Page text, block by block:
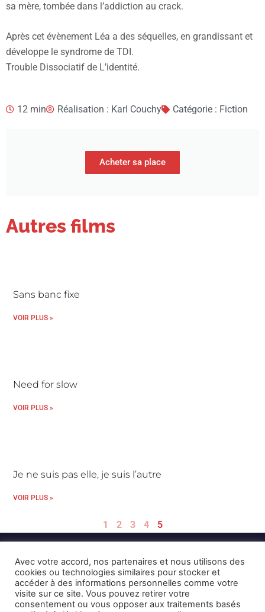
sa mère, tombée dans l’addiction au crack.
Après cet évènement Léa a des séquelles, en grandissant et
développe le syndrome de TDI.
Trouble Dissociatif de L’identité.
12 min Réalisation : Karl Couchy Catégorie : Fiction
Acheter sa place
Autres films
Sans banc fixe
VOIR PLUS »
Need for slow
VOIR PLUS »
Je ne suis pas elle, je suis l’autre
VOIR PLUS »
1 2 3 4 5
Mentions Légales et CGU Crédits
Avec votre accord, nos partenaires et nous utilisons des
cookies ou technologies similaires pour stocker et
accéder à des informations personnelles comme votre
visite sur ce site. Vous pouvez retirer votre
consentement ou vous opposer aux traitements basés